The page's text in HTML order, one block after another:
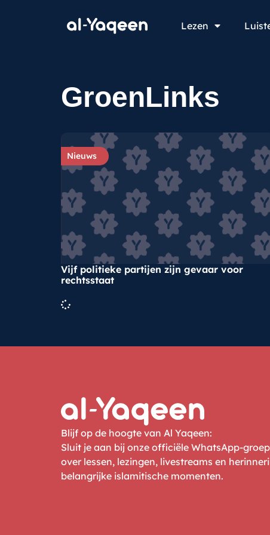
Lezen
GroenLinks
Nieuws
Vijf politieke partijen zijn gevaar voor
rechtsstaat
Blijf op de hoogte van Al Yaqeen:
Sluit je aan bij onze officiële WhatsApp-
over lessen, lezingen, livestreams en
belangrijke islamitische momenten.